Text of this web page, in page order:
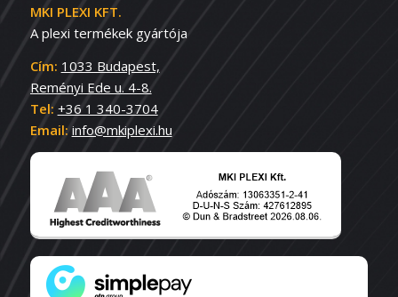
MKI PLEXI KFT.
A plexi termékek gyártója
Cím: 1033 Budapest,
Reményi Ede u. 4-8.
Tel: +36 1 340-3704
Email: info@mkiplexi.hu